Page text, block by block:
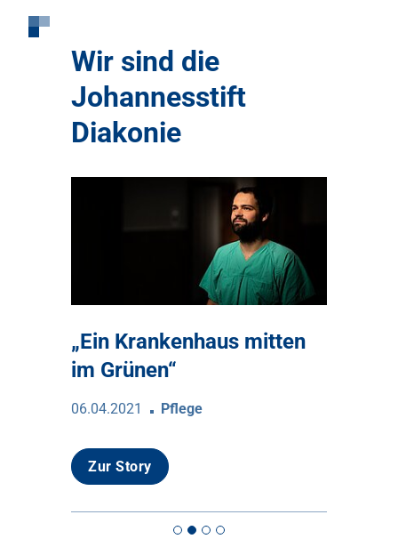
Wir sind die
Johannesstift
Diakonie
„Ein Krankenhaus mitten
im Grünen“
06.04.2021 Pflege
Zur Story